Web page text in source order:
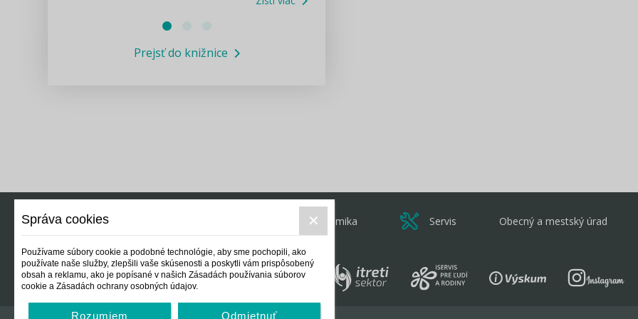
Informácie COVID19
Prejsť do knižnice
Ekonomika Servis Obecný a mestský úrad
Správa cookies
Používame súbory cookie a podobné technológie, aby sme pochopili, ako
používate naše služby, zlepšili vaše skúsenosti a poskytli vám prispôsobený
obsah a reklamu, ako je popísané v našich Zásadách používania súborov
cookie a Zásadách ochrany osobných údajov.
Rozumiem Odmietnuť